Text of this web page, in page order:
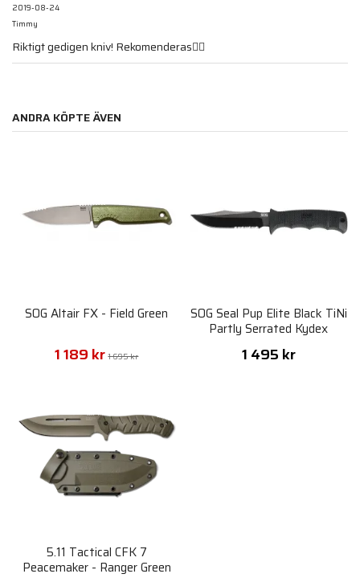
2019-08-24
Timmy
Riktigt gedigen kniv! Rekomenderas👍🏻
ANDRA KÖPTE ÄVEN
SOG Altair FX - Field Green
1 189 kr 1 695 kr
SOG Seal Pup Elite Black TiNi
Partly Serrated Kydex
1 495 kr
5.11 Tactical CFK 7
Peacemaker - Ranger Green